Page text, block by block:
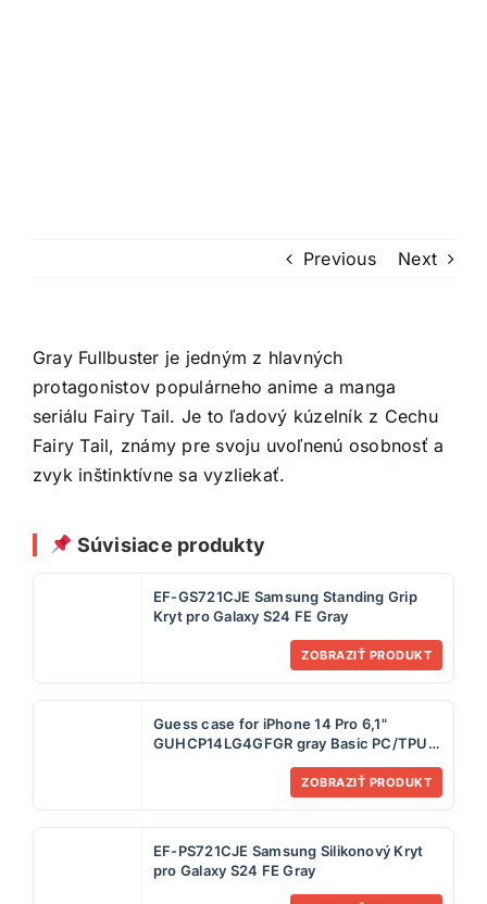
Previous Next
Gray Fullbuster je jedným z hlavných
protagonistov populárneho anime a manga
seriálu Fairy Tail. Je to ľadový kúzelník z Cechu
Fairy Tail, známy pre svoju uvoľnenú osobnosť a
zvyk inštinktívne sa vyzliekať.
Súvisiace produkty
EF-GS721CJE Samsung Standing Grip
Kryt pro Galaxy S24 FE Gray
ZOBRAZIŤ PRODUKT
Guess case for iPhone 14 Pro 6,1"
GUHCP14LG4GFGR gray Basic PC/TPU
ZOBRAZIŤ PRODUKT
EF-PS721CJE Samsung Silikonový Kryt
pro Galaxy S24 FE Gray